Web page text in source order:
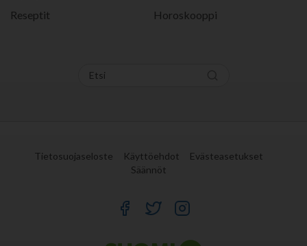
Reseptit
Horoskooppi
Tietosuojaseloste Käyttöehdot
Evästeasetukset
Säännöt